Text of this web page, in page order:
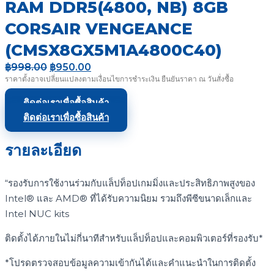
RAM DDR5(4800, NB) 8GB
CORSAIR VENGEANCE
(CMSX8GX5M1A4800C40)
฿998.00 Original
price
was:
฿998.00.
฿950.00
price
is:
฿950.00.
ราคาตั้งอาจเปลี่ยนแปลงตามเงื่อนไขการชำระเงิน ยืนยันราคา ณ วันสั่งซื้อ
ติดต่อเราเพื่อซื้อสินค้า
ติดต่อเราเพื่อซื้อสินค้า
รายละเอียด
“รองรับการใช้งานร่วมกับแล็ปท็อปเกมมิ่งและประสิทธิภาพสูงของ
Intel® และ AMD® ที่ได้รับความนิยม รวมถึงพีซีขนาดเล็กและ
Intel NUC kits
ติดตั้งได้ภายในไม่กี่นาทีสำหรับแล็ปท็อปและคอมพิวเตอร์ที่รองรับ*
*โปรดตรวจสอบข้อมูลความเข้ากันได้และคำแนะนำในการติดตั้ง